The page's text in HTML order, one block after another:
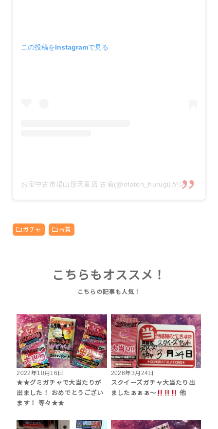
この投稿をInstagramで見る
お宝中古市場山形天童店 古着(@otaten_hurugi)がシェアした投稿
ガチャ 古着
こちらもオススメ！
2022年10月16日
★★グミガチャで大当たりが
出ました！ おめでとうござい
ます！ 等々★★
2026年3月24日
スクイーズガチャ大当たり出
ましたぁぁぁ～
他